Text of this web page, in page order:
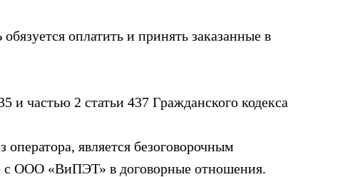
оплатить и принять заказанные в
и частью 2 статьи 437 Гражданского кодекса
является безоговорочным
OOO «ВиПЭТ» в договорные отношения.